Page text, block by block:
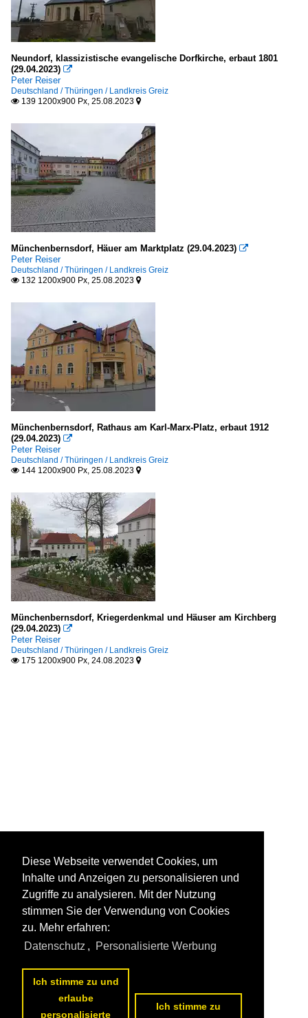
Neundorf, klassizistische evangelische Dorfkirche, erbaut 1801
(29.04.2023) 
Peter Reiser
Deutschland / Thüringen / Landkreis Greiz
 139 1200x900 Px, 25.08.2023 
Münchenbernsdorf, Häuer am Marktplatz (29.04.2023) 
Peter Reiser
Deutschland / Thüringen / Landkreis Greiz
 132 1200x900 Px, 25.08.2023 
Münchenbernsdorf, Rathaus am Karl-Marx-Platz, erbaut 1912
(29.04.2023) 
Peter Reiser
Deutschland / Thüringen / Landkreis Greiz
 144 1200x900 Px, 25.08.2023 
Münchenbernsdorf, Kriegerdenkmal und Häuser am Kirchberg
(29.04.2023) 
Peter Reiser
Deutschland / Thüringen / Landkreis Greiz
 175 1200x900 Px, 24.08.2023 
Diese Webseite verwendet Cookies, um
Inhalte und Anzeigen zu personalisieren und
Zugriffe zu analysieren. Mit der Nutzung
stimmen Sie der Verwendung von Cookies
zu. Mehr erfahren:
Datenschutz , Personalisierte Werbung
Ich stimme zu und
erlaube
personalisierte
Ich stimme zu